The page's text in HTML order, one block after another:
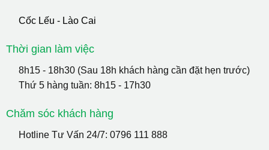
Cốc Lếu - Lào Cai
Thời gian làm việc
8h15 - 18h30 (Sau 18h khách hàng cần đặt hẹn trước)
Thứ 5 hàng tuần: 8h15 - 17h30
Chăm sóc khách hàng
Hotline Tư Vấn 24/7: 0796 111 888